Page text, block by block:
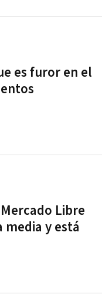
es furor en el
Libre
media y está